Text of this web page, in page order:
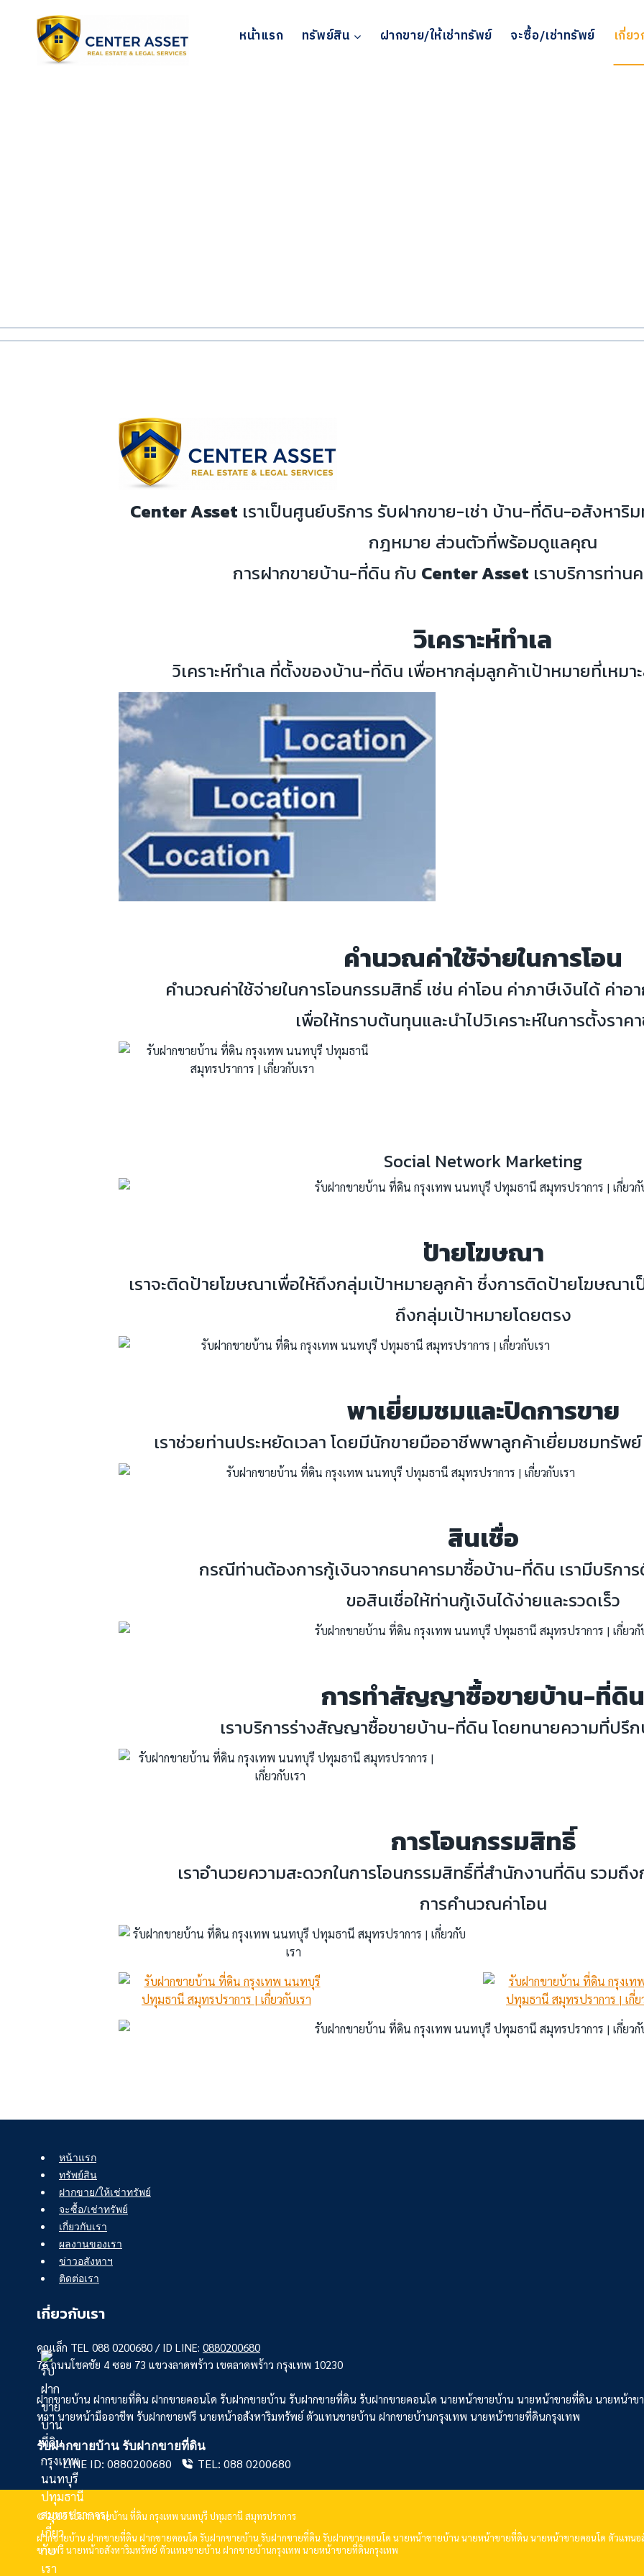
content
หน้าแรก ทรัพย์สิน ฝากขาย/ให้เช่าทรัพย์ จะซื้อ/เช่าทรัพย์ เกี่ย
Center Asset เราเป็นศูนย์บริการ รับฝากขาย-เช่า บ้าน-ที่ดิน-อสังหาริ
กฎหมาย ส่วนตัวที่พร้อมดูแลคุณ
การฝากขายบ้าน-ที่ดิน กับ Center Asset เราบริการท่า
วิเคราะห์ทำเล
วิเคราะห์ทำเล ที่ตั้งของบ้าน-ที่ดิน เพื่อหากลุ่มลูกค้าเป้าหมายที่เหมา
คำนวณค่าใช้จ่ายในการโอน
คำนวณค่าใช้จ่ายในการโอนกรรมสิทธิ์ เช่น ค่าโอน ค่าภาษีเงินได้ ค่าอ
เพื่อให้ทราบต้นทุนและนำไปวิเคราะห์ในการตั้งราค
Social Network Marketing
ป้ายโฆษณา
เราจะติดป้ายโฆษณาเพื่อให้ถึงกลุ่มเป้าหมายลูกค้า ซึ่งการติดป้ายโฆษณา
ถึงกลุ่มเป้าหมายโดยตรง
พาเยี่ยมชมและปิดการขาย
เราช่วยท่านประหยัดเวลา โดยมีนักขายมืออาชีพพาลูกค้าเยี่ยมชมทรัพ
สินเชื่อ
กรณีท่านต้องการกู้เงินจากธนาคารมาซื้อบ้าน-ที่ดิน เรามีบริกา
ขอสินเชื่อให้ท่านกู้เงินได้ง่ายและรวดเร็ว
การทำสัญญาซื้อขายบ้าน-ที่ดิน
เราบริการร่างสัญญาซื้อขายบ้าน-ที่ดิน โดยทนายความที่ปรึก
การโอนกรรมสิทธิ์
เราอำนวยความสะดวกในการโอนกรรมสิทธิ์ที่สำนักงานที่ดิน รวมถึ
การคำนวณค่าโอน
หน้าแรก
ทรัพย์สิน
ฝากขาย/ให้เช่าทรัพย์
จะซื้อ/เช่าทรัพย์
เกี่ยวกับเรา
ผลงานของเรา
ข่าวอสังหาฯ
ติดต่อเรา
เกี่ยวกับเรา
คุณเล็ก TEL 088 0200680 / ID LINE: 0880200680
76 ถนนโชคชัย 4 ซอย 73 แขวงลาดพร้าว เขตลาดพร้าว กรุงเทพ 10230
ฝากขายบ้าน ฝากขายที่ดิน ฝากขายคอนโด รับฝากขายบ้าน รับฝากขายที่ดิน รับฝากขายคอนโด นายหน้าขายบ้าน นายหน้าขายที่ดิน นายหน้า
หาฯ นายหน้ามืออาชีพ รับฝากขายฟรี นายหน้าอสังหาริมทรัพย์ ตัวแทนขายบ้าน ฝากขายบ้านกรุงเทพ นายหน้าขายที่ดินกรุงเทพ
รับฝากขายบ้าน รับฝากขายที่ดิน
LINE ID: 0880200680 TEL: 088 0200680
© 2016 รับฝากขายบ้าน ที่ดิน กรุงเทพ นนทบุรี ปทุมธานี สมุทรปราการ
ฝากขายบ้าน ฝากขายที่ดิน ฝากขายคอนโด รับฝากขายบ้าน รับฝากขายที่ดิน รับฝากขายคอนโด นายหน้าขายบ้าน นายหน้าขายที่ดิน นายหน้าขายคอนโด ตัวแทน
ขายฟรี นายหน้าอสังหาริมทรัพย์ ตัวแทนขายบ้าน ฝากขายบ้านกรุงเทพ นายหน้าขายที่ดินกรุงเทพ